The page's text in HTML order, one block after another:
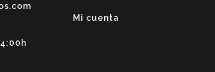
Mi cuenta